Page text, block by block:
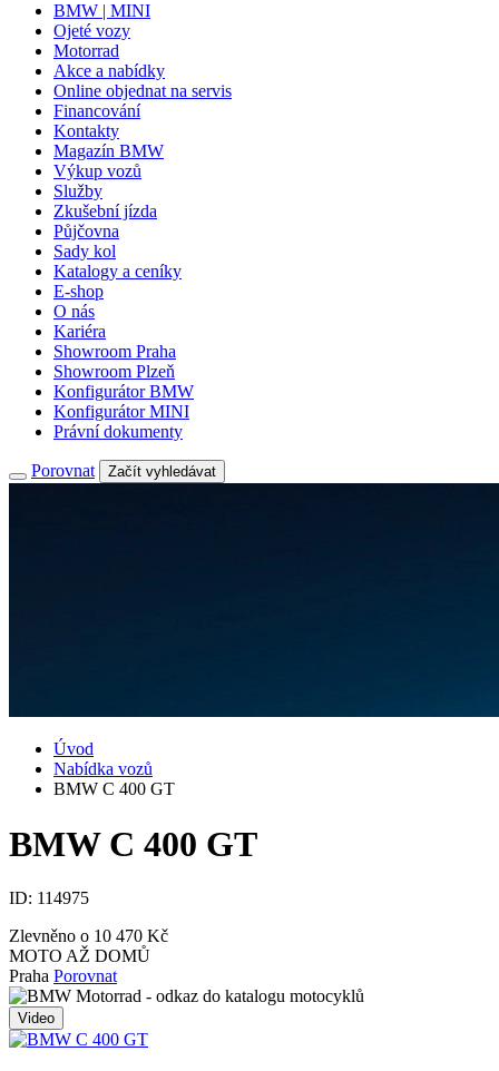
BMW | MINI
Ojeté vozy
Motorrad
Akce a nabídky
Online objednat na servis
Financování
Kontakty
Magazín BMW
Výkup vozů
Služby
Zkušební jízda
Půjčovna
Sady kol
Katalogy a ceníky
E-shop
O nás
Kariéra
Showroom Praha
Showroom Plzeň
Konfigurátor BMW
Konfigurátor MINI
Právní dokumenty
Porovnat Začít vyhledávat
Úvod
Nabídka vozů
BMW C 400 GT
BMW C 400 GT
ID: 114975
Zlevněno o 10 470 Kč
MOTO AŽ DOMŮ
Praha Porovnat
Video